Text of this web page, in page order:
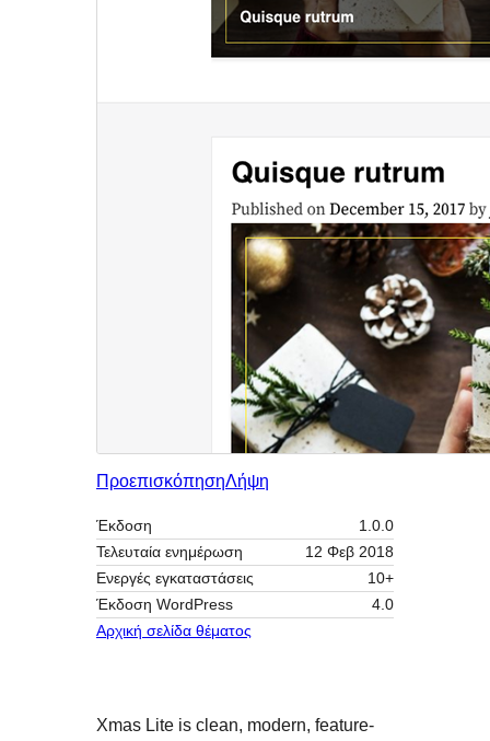
ΠροεπισκόπησηΛήψη
Έκδοση
1.0.0
Τελευταία ενημέρωση
12 Φεβ 2018
Ενεργές εγκαταστάσεις
10+
Έκδοση WordPress
4.0
Αρχική σελίδα θέματος
Xmas Lite is clean, modern, feature-